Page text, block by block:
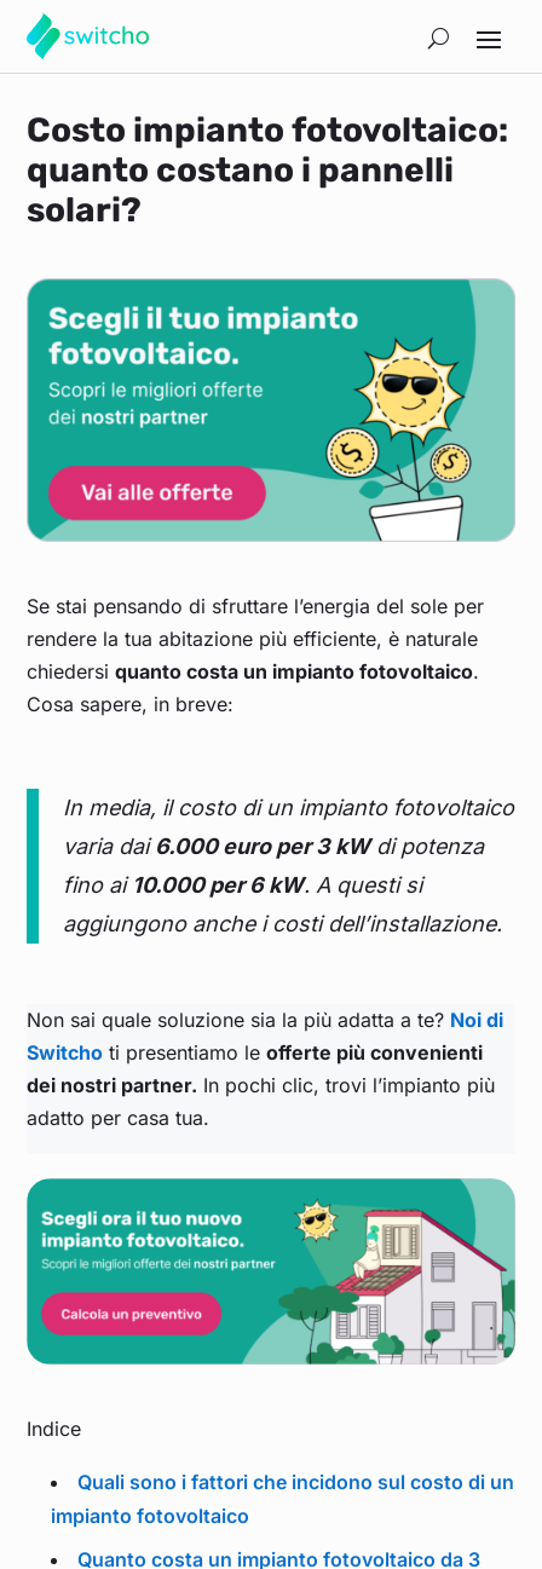
Costo impianto fotovoltaico:
quanto costano i pannelli
solari?
Se stai pensando di sfruttare l’energia del sole per
rendere la tua abitazione più efficiente, è naturale
chiedersiquanto costa un impianto fotovoltaico.
Cosa sapere, in breve:
In media, il costo di un impianto fotovoltaico
varia dai6.000 euro per 3 kWdi potenza
fino ai 10.000 per 6 kW. A questi si
aggiungono anche i costi dell’installazione.
Non sai quale soluzione sia la più adatta a te? Noi di
Switcho ti presentiamo leofferte più convenienti
dei nostri partner. In pochi clic, trovi l’impianto più
adatto per casa tua.
Indice
Quali sono i fattori che incidono sul costo di un
impianto fotovoltaico
Quanto costa un impianto fotovoltaico da 3